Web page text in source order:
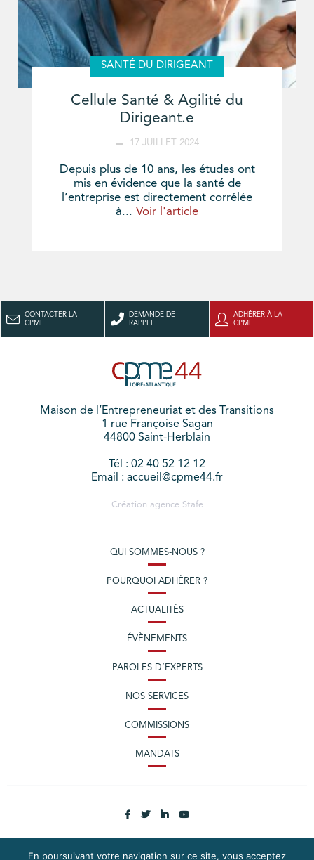
SANTÉ DU DIRIGEANT
Cellule Santé & Agilité du
Dirigeant.e
17 JUILLET 2024
Depuis plus de 10 ans, les études ont
mis en évidence que la santé de
l’entreprise est directement corrélée
à... Voir l'article
CONTACTER LA
CPME
DEMANDE DE
RAPPEL
ADHÉRER À LA
CPME
Maison de l’Entrepreneuriat et des Transitions
1 rue Françoise Sagan
44800 Saint-Herblain
Tél : 02 40 52 12 12
Email : accueil@cpme44.fr
Création agence Stafe
QUI SOMMES-NOUS ?
POURQUOI ADHÉRER ?
ACTUALITÉS
ÉVÈNEMENTS
PAROLES D’EXPERTS
NOS SERVICES
COMMISSIONS
MANDATS
En poursuivant votre navigation sur ce site, vous acceptez